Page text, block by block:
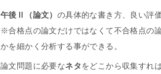
午後Ⅱ（論文） の具体的な書き方、良い評
※合格点の論文だけではなくて不合格点の
かを細かく分析する事ができる。
論文問題に必要なネタ をどこから収集すれ